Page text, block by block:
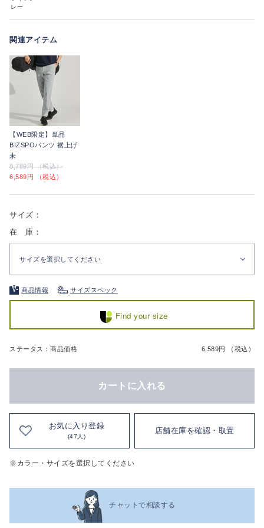
レー
関連アイテム
【WEB限定】単品
BIZSPOパンツ 裾上げ
未
8,789円 （税込）
6,589円 （税込）
サイズ：
在 庫：
サイズを選択してください
商品情報 サイズスペック
Find your size
ステータス：商品価格 6,589円 （税込）
カートに入れる
お気に入り登録
(47人)
店舗在庫を確認・取置
※カラー・サイズを選択してください
チャットで相談する